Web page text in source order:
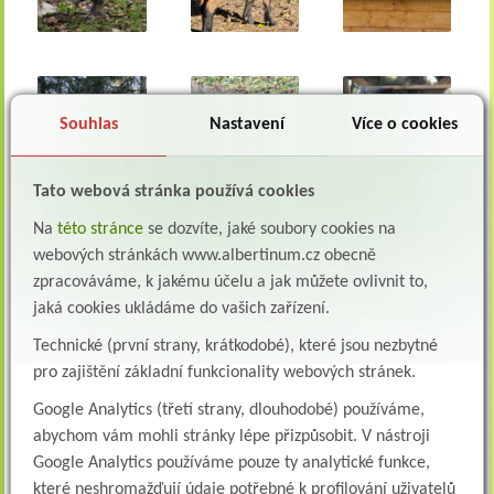
Zpět
Souhlas Nastavení Více o cookies
Tato webová stránka používá cookies
Na této stránce se dozvíte, jaké soubory cookies na
webových stránkách www.albertinum.cz obecně
zpracováváme, k jakému účelu a jak můžete ovlivnit to,
jaká cookies ukládáme do vašich zařízení.
Technické (první strany, krátkodobé), které jsou nezbytné
pro zajištění základní funkcionality webových stránek.
Google Analytics (třetí strany, dlouhodobé) používáme,
abychom vám mohli stránky lépe přizpůsobit. V nástroji
Google Analytics používáme pouze ty analytické funkce,
které neshromažďují údaje potřebné k profilování uživatelů